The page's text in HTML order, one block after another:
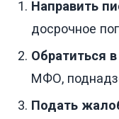
Направить
досрочное
Обратиться
МФО,
Подать